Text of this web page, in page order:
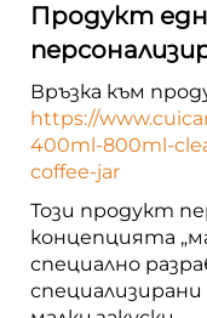
Продукт
Връзка към
https://
400ml-800ml-
coffee-jar
Този продукт
концепцията
специално
специализирани